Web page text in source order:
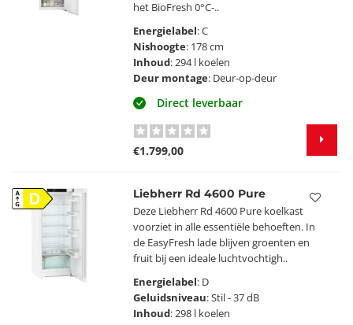
het BioFresh 0°C-..
Energielabel: C
Nishoogte: 178 cm
Inhoud: 294 l koelen
Deur montage: Deur-op-deur
Direct leverbaar
€1.799,00
Liebherr Rd 4600 Pure
Deze Liebherr Rd 4600 Pure koelkast
voorziet in alle essentiële behoeften. In
de EasyFresh lade blijven groenten en
fruit bij een ideale luchtvochtigh..
Energielabel: D
Geluidsniveau: Stil - 37 dB
Inhoud: 298 l koelen